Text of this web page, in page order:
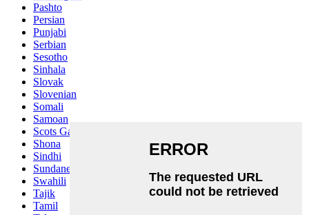
Pashto
Persian
Punjabi
Serbian
Sesotho
Sinhala
Slovak
Slovenian
Somali
Samoan
Scots Gaelic
Shona
Sindhi
Sundanese
Swahili
Tajik
Tamil